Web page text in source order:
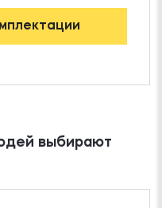
выбирают